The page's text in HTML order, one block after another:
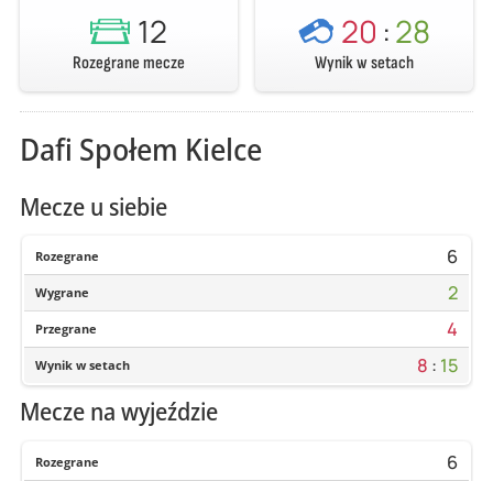
12
Rozegrane mecze
20 :28
Wynik w setach
Dafi Społem Kielce
Mecze u siebie
Rozegrane 6
Wygrane 2
Przegrane 4
Wynik w setach 8 : 15
Mecze na wyjeździe
Rozegrane 6